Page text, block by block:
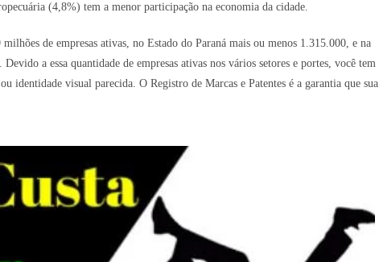
(4,8%) tem a menor participação na economia da cidade.
de empresas ativas, no Estado do Paraná mais ou menos 1.315.000, e na
a essa quantidade de empresas ativas nos vários setores e portes, você tem
identidade visual parecida. O Registro de Marcas e Patentes é a garantia que sua